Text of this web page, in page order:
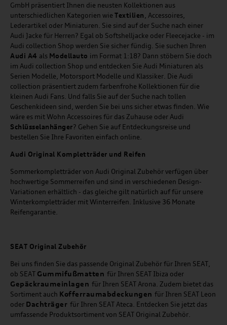
GmbH präsentiert Ihnen die neusten Kollektionen aus
unterschiedlichen Kategorien wie Textilien , Accessoires,
Lederartikel oder Miniaturen. Sie sind auf der Suche nach einer
Audi Jacke für Herren? Egal ob Softshelljacke oder Fleecejacke - im
Audi collection Shop werden Sie sicher fündig. Sie suchen Ihren
Audi A4 als Modellauto im Format 1:18? Dann stöbern Sie doch
im Audi collection Shop und entdecken Sie Audi Miniaturen als
Serien Modelle, Motorsport Modelle und Klassiker. Die Audi
collection präsentiert zudem farbenfrohe Kollektionen für die
kleinen Audi Fans. Und falls Sie auf der Suche nach tollen
Geschenkideen sind, werden Sie bei uns sicher etwas finden. Wie
wäre es mit Wohn Accessoires für das Zuhause oder Audi
Schlüsselanhänger? Gehen Sie auf Entdeckungsreise und
bestellen Sie Ihre Favoriten einfach online.
Audi Original Kompletträder und Reifen
Sommerkompletträder von Audi Original Zubehör verfügen über
hochwertige Sommerreifen und sind in verschiedenen Design-
Variationen erhältlich - das gleiche gilt natürlich auf für unsere
Winterkompletträder mit Winterreifen. Inklusive 36 Monate
Reifengarantie.
SEAT Original Zubehör
Bei uns finden Sie das passende Original Zubehör für Ihren SEAT,
ob SEAT Gummifußmatten für Ihren SEAT Ibiza oder
Gepäckraumeinlagen für Ihren SEAT Arona. Zudem bietet das
Sortiment auch Kofferraumabdeckungen für Ihren SEAT Leon
oder Dachträger für Ihren SEAT Ateca. Entdecken Sie jetzt das
umfassende Produktsortiment von SEAT Original Zubehör.